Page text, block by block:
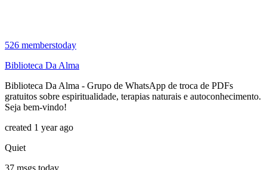
526 memberstoday
Biblioteca Da Alma
Biblioteca Da Alma - Grupo de WhatsApp de troca de PDFs
gratuitos sobre espiritualidade, terapias naturais e autoconhecimento.
Seja bem-vindo!
created 1 year ago
Quiet
37 msgs today